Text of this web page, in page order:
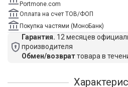
Portmone.com
Оплата на счет ТОВ/ФОП
Покупка частями (МоноБанк)
Гарантия. 12 месяцев
производителя
Обмен/возвраттовара в